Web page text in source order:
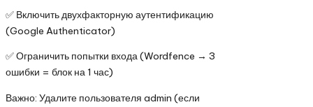
✅ Включить двухфакторную аутентификацию
(Google Authenticator)
✅ Ограничить попытки входа (Wordfence → 3
ошибки = блок на 1 час)
Важно: Удалите пользователя admin (если